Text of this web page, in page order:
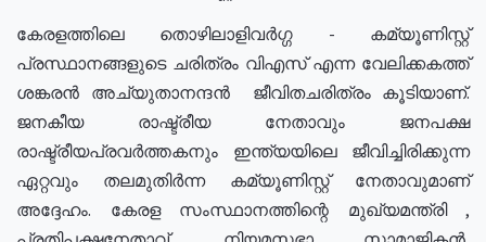
കേരളത്തിലെ തൊഴിലാളിവർഗ്ഗ - കമ്യൂണിസ്റ്റ്
പ്രസ്ഥാനങ്ങളുടെ ചരിത്രം വിഎസ് എന്ന വേലിക്കകത്ത്
ശങ്കരൻ അച്യുതാനന്ദൻ ജീവിതചരിത്രം കൂടിയാണ്.
ജനകീയ രാഷ്ട്രീയ നേതാവും ജനപക്ഷ
രാഷ്ട്രീയപ്രവർത്തകനും ഇന്ത്യയിലെ ജീവിച്ചിരിക്കുന്ന
ഏറ്റവും തലമുതിർന്ന കമ്യൂണിസ്റ്റ് നേതാവുമാണ്
അദ്ദേഹം. കേരള സംസ്ഥാനത്തിന്റെ മുഖ്യമന്ത്രി ,